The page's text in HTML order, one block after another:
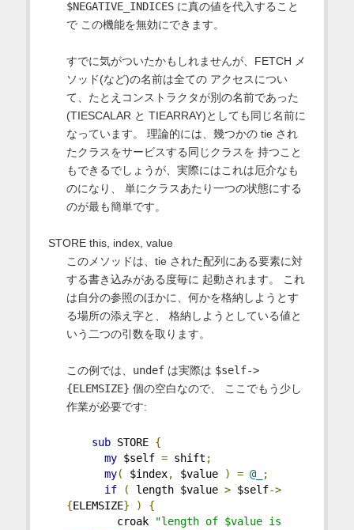
$NEGATIVE_INDICESに真の値を代入すること
で この機能を無効にできます。
すでに気がついたかもしれませんが、FETCH メ
ソッド(など)の名前は全ての アクセスについ
て、たとえコンストラクタが別の名前であった
(TIESCALAR と TIEARRAY)としても同じ名前に
なっています。 理論的には、幾つかの tie され
たクラスをサービスする同じクラスを 持つこと
もできるでしょうが、実際にはこれは厄介なも
のになり、 単にクラスあたり一つの状態にする
のが最も簡単です。
STORE this, index, value
このメソッドは、tie された配列にある要素に対
する書き込みがある度毎に 起動されます。 これ
は自分の参照のほかに、何かを格納しようとす
る場所の添え字と、 格納しようとしている値と
いう二つの引数を取ります。
この例では、 undefは実際は $self->
{ELEMSIZE} 個の空白なので、 ここでもう少し
作業が必要です:
sub STORE {
my $self = shift ;
my( $index, $value ) = @_
;
if
( length $value > $self->
{ELEMSIZE} )
{
croak
"length of $value is